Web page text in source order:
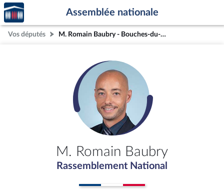
Aller au contenu
Aller en bas de la page
Accèder
à la
page
d'accueil
Assemblée nationale
Vos députés M. Romain Baubry - Bouches-du-Rhône (15e circonscription)
M. Romain Baubry
Rassemblement National